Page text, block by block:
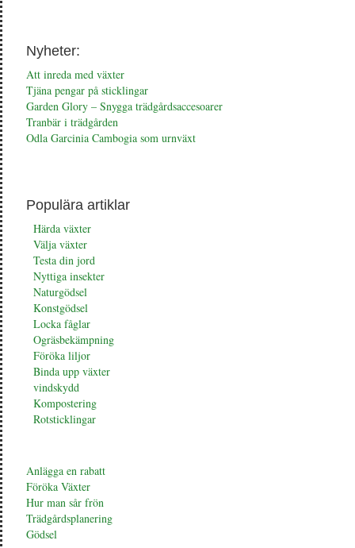
Nyheter:
Att inreda med växter
Tjäna pengar på sticklingar
Garden Glory – Snygga trädgårdsaccesoarer
Tranbär i trädgården
Odla Garcinia Cambogia som urnväxt
Populära artiklar
Härda växter
Välja växter
Testa din jord
Nyttiga insekter
Naturgödsel
Konstgödsel
Locka fåglar
Ogräsbekämpning
Föröka liljor
Binda upp växter
vindskydd
Kompostering
Rotsticklingar
Anlägga en rabatt
Föröka Växter
Hur man sår frön
Trädgårdsplanering
Gödsel